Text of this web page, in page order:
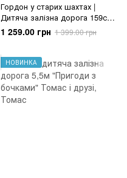
Гордон у старих шахтах |
Дитяча залізна дорога 159см |
Gordon In The Old Mines
(HGY82 / HHV81)
1 259.00 грн 1 399.00 грн
НОВИНКА